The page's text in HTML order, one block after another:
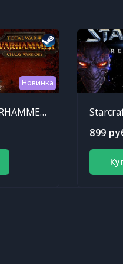
Новинка
Total War: WARHAMMER - Chaos Warriors Race Pack
899